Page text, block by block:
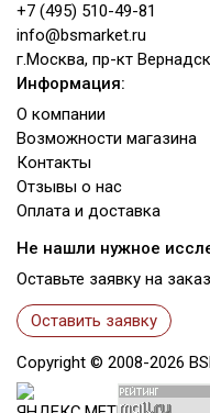
+7 (495) 510-49-81
info@bsmarket.ru
г.Москва, пр-кт
Информация:
О компании
Возможности магазина
Контакты
Отзывы о нас
Оплата и доставка
Не нашли нужное
Оставьте заявку на
Оставить заявку
Copyright © 2008-2026